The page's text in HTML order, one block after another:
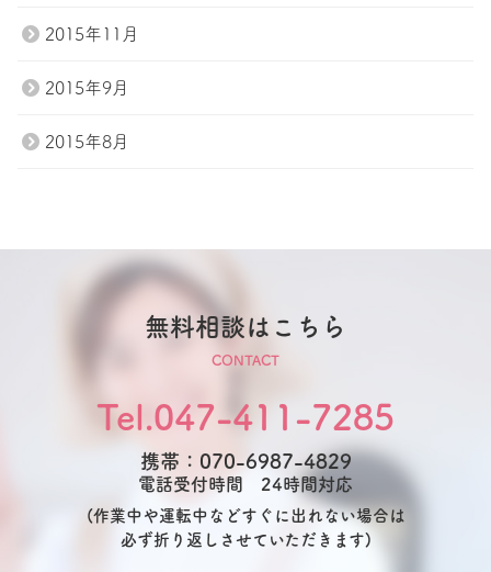
2015年11月
2015年9月
2015年8月
無料相談はこちら
CONTACT
Tel.047-411-7285
携帯：070-6987-4829
電話受付時間 24時間対応
(作業中や運転中などすぐに出れない場合は
必ず折り返しさせていただきます)